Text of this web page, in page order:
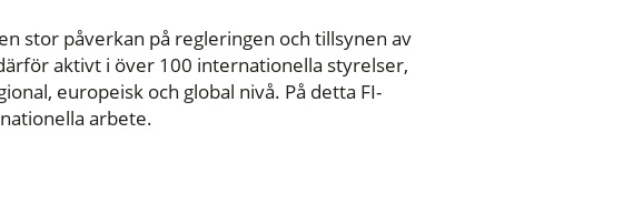
stor påverkan på regleringen och tillsynen av
aktivt i över 100 internationella styrelser,
europeisk och global nivå. På detta FI-
arbete.